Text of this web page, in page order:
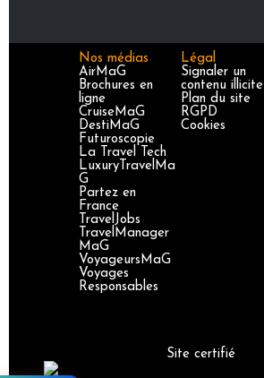
Nos médias
AirMaG
Brochures en
ligne
CruiseMaG
DestiMaG
Futuroscopie
La Travel Tech
LuxuryTravelMa
G
Partez en
France
TravelJobs
TravelManager
MaG
VoyageursMaG
Voyages
Responsables
Légal
Signaler un
contenu illicite
Plan du site
RGPD
Cookies
Site certifié